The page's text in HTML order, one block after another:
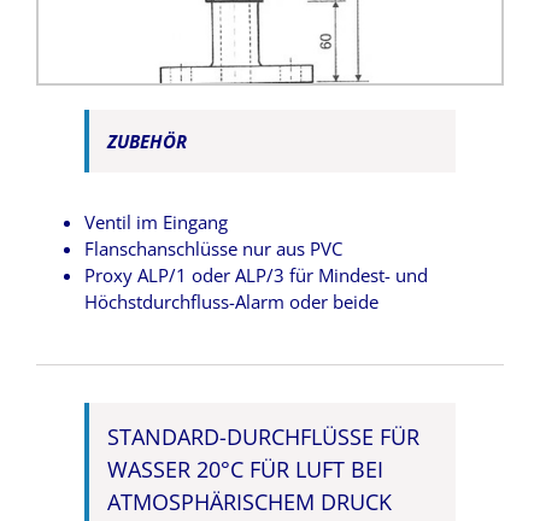
ZUBEHÖR
Ventil im Eingang
Flanschanschlüsse nur aus PVC
Proxy ALP/1 oder ALP/3 für Mindest- und
Höchstdurchfluss-Alarm oder beide
STANDARD-DURCHFLÜSSE FÜR
WASSER 20°C FÜR LUFT BEI
ATMOSPHÄRISCHEM DRUCK